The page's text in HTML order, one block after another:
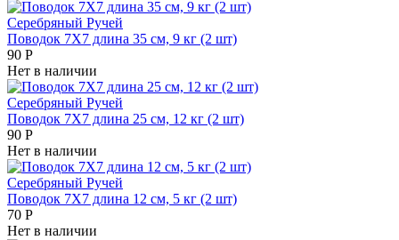
Серебряный Ручей
Поводок 7Х7 длина 35 см, 9 кг (2 шт)
90 Р
Нет в наличии
Серебряный Ручей
Поводок 7Х7 длина 25 см, 12 кг (2 шт)
90 Р
Нет в наличии
Серебряный Ручей
Поводок 7Х7 длина 12 см, 5 кг (2 шт)
70 Р
Нет в наличии